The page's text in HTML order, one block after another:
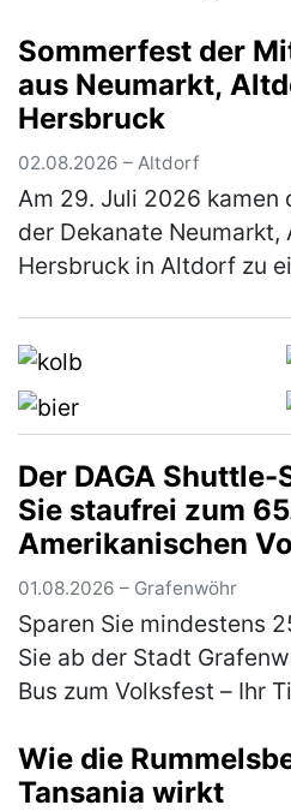
kürzlich in Dublin
Sommerfest der
aus Neumarkt,
Hersbruck
02.08.2026 – Altdorf
Am 29. Juli 2026 kamen
der Dekanate Neumarkt,
Hersbruck in Altdorf zu
(mehr)
Der DAGA
Sie staufrei zum
Amerikanischen
01.08.2026 – Grafenwöhr
Sparen Sie mindestens
Sie ab der Stadt
Bus zum Volksfest – Ihr
Deutsch-Amerikanische
Wie die
Tansania wirkt